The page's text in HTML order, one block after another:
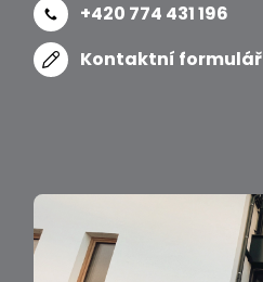
+420 774 431 196
Kontaktní formulář